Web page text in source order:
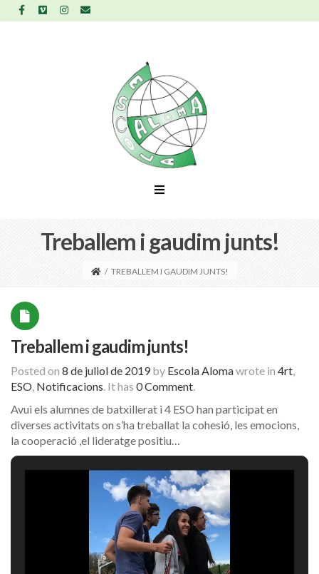
Treballem i gaudim junts!
/ TREBALLEM I GAUDIM JUNTS!
Treballem i gaudim junts!
Posted on 8 de juliol de 2019 by Escola Alomawrote in 4rt,
ESO, Notificacions. It has 0 Comment.
Avui els alumnes de batxillerat i 4 ESO han participat en
diverses activitats on s’ha treballat la cohesió, les emocions,
la cooperació ,el lideratge positiu…